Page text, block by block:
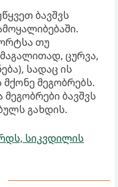
ბავშვს
თუ
ცურვა,
სადაც ის
მეგობრებს.
ბავშვს
გახდის.
სიკვდილის